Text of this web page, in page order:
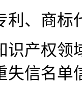
、商标
产权领
失信名单